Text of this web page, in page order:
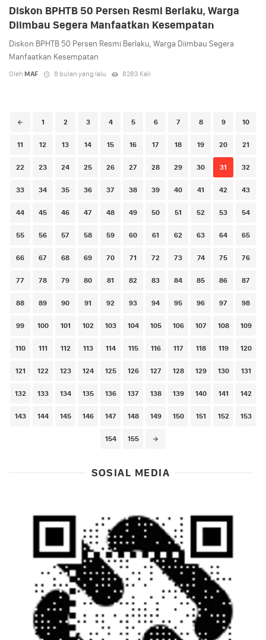
Diskon BPHTB 50 Persen Resmi Berlaku, Warga
Diimbau Segera Manfaatkan Kesempatan
Diskon BPHTB 50 Persen Resmi Berlaku, Warga Diimbau Segera
Manfaatkan Kesempatan
Oleh MAF 8 bulan yang lalu 8283 Kali
Posts
1 2 3 4 5 6 7 8 9 10
11 12 13 14 15 16 17 18 19 20 21
22 23 24 25 26 27 28 29 30 31 32
33 34 35 36 37 38 39 40 41 42 43
44 45 46 47 48 49 50 51 52 53 54
55 56 57 58 59 60 61 62 63 64 65
66 67 68 69 70 71 72 73 74 75 76
77 78 79 80 81 82 83 84 85 86 87
88 89 90 91 92 93 94 95 96 97 98
99 100 101 102 103 104 105 106 107 108 109
110 111 112 113 114 115 116 117 118 119 120
121 122 123 124 125 126 127 128 129 130 131
132 133 134 135 136 137 138 139 140 141 142
143 144 145 146 147 148 149 150 151 152 153
154 155
SOSIAL MEDIA